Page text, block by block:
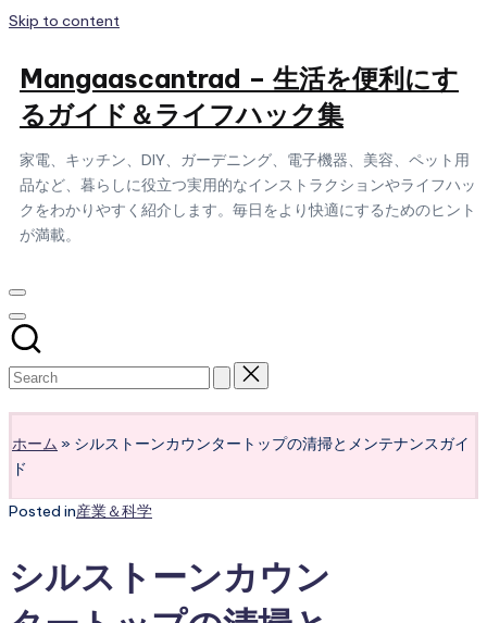
Skip to content
Mangaascantrad – 生活を便利にす
るガイド＆ライフハック集
家電、キッチン、DIY、ガーデニング、電子機器、美容、ペット用
品など、暮らしに役立つ実用的なインストラクションやライフハッ
クをわかりやすく紹介します。毎日をより快適にするためのヒント
が満載。
ホーム » シルストーンカウンタートップの清掃とメンテナンスガイ
ド
Posted in産業＆科学
シルストーンカウン